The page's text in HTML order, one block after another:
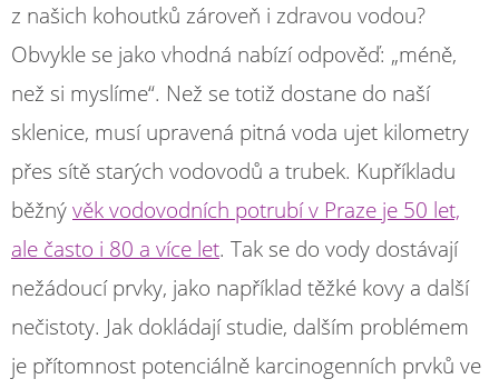
z našich kohoutků zároveň i zdravou vodou?
Obvykle se jako vhodná nabízí odpověď: „méně,
než si myslíme“. Než se totiž dostane do naší
sklenice, musí upravená pitná voda ujet kilometry
přes sítě starých vodovodů a trubek. Kupříkladu
běžnývěk vodovodních potrubí v Praze je 50 let,
ale často i 80 a více let. Tak se do vody dostávají
nežádoucí prvky, jako například těžké kovy a další
nečistoty. Jak dokládají studie, dalším problémem
je přítomnost potenciálně karcinogenních prvků ve